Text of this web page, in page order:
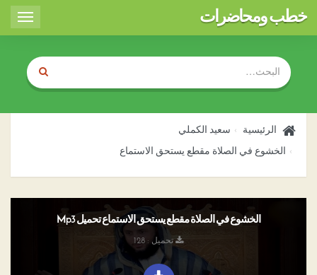
Toggle
خطب ومحاضرات
الرئيسية سعيد الكملي
الخشوع في الصلاة مقطع يستحق الاستماع
الخشوع في الصلاة مقطع يستحق الاستماع تحميل Mp3
تحميل : 128